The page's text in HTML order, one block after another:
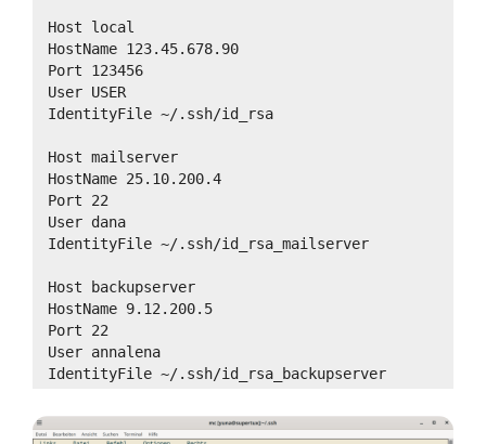
Host local
HostName 123.45.678.90
Port 123456
User USER
IdentityFile ~/.ssh/id_rsa
Host mailserver
HostName 25.10.200.4
Port 22
User dana
IdentityFile ~/.ssh/id_rsa_mailserver
Host backupserver
HostName 9.12.200.5
Port 22
User annalena
IdentityFile ~/.ssh/id_rsa_backupserver